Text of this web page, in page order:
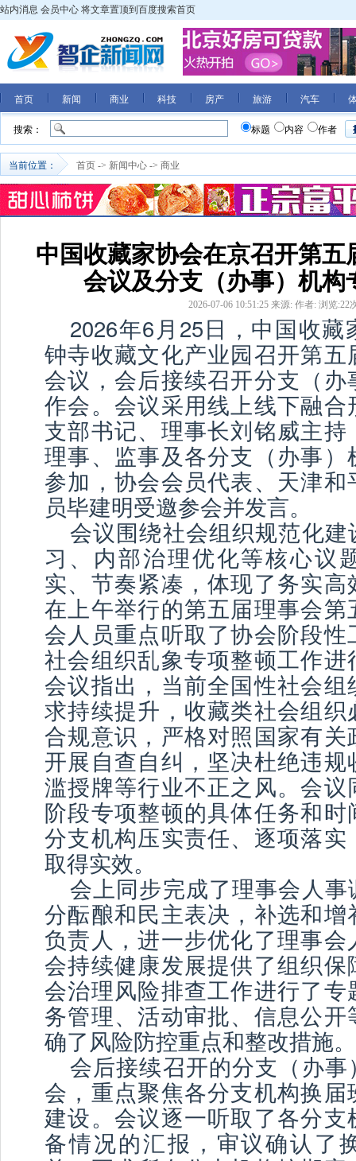
站内消息 会员中心 将文章置顶到百度搜索首页
首页 新闻 商业 科技 房产 旅游 汽车
搜索： 标题 内容 作者
当前位置： 首页 -> 新闻中心 -> 商业
中国收藏家协会在京召开第五
会议及分支（办事）机构
2026-07-06 10:51:25 来源: 作者: 浏览:22
2026年6月25日，中国收
钟寺收藏文化产业园召开第
会议，会后接续召开分支（
作会。会议采用线上线下融
支部书记、理事长刘铭威主
理事、监事及各分支（办事
参加，协会会员代表、天津
员毕建明受邀参会并发言。
会议围绕社会组织规范化
习、内部治理优化等核心议
实、节奏紧凑，体现了务实
在上午举行的第五届理事会
会人员重点听取了协会阶段
社会组织乱象专项整顿工作
会议指出，当前全国性社会
求持续提升，收藏类社会组
合规意识，严格对照国家有
开展自查自纠，坚决杜绝违
滥授牌等行业不正之风。会
阶段专项整顿的具体任务和
分支机构压实责任、逐项落
取得实效。
会上同步完成了理事会人
分酝酿和民主表决，补选和
负责人，进一步优化了理事
会持续健康发展提供了组织
会治理风险排查工作进行了
务管理、活动审批、信息公
确了风险防控重点和整改措施。
会后接续召开的分支（办
会，重点聚焦各分支机构换
建设。会议逐一听取了各分
备情况的汇报，审议确认了